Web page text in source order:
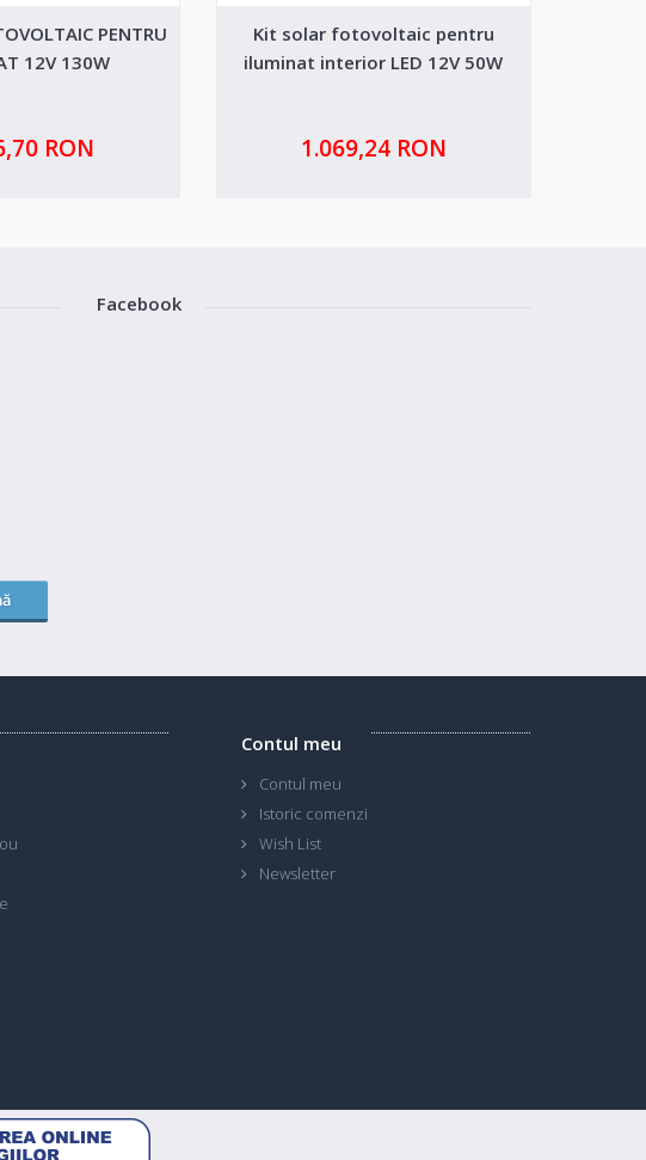
PENTRU
12V 130W
RON
Kit solar fotovoltaic pentru
iluminat interior LED 12V 50W
1.069,24 RON
Facebook
Contul meu
Contul meu
Istoric comenzi
Wish List
Newsletter